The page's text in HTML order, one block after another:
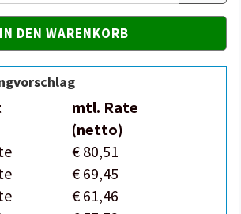
mtl. Rate
(netto)
€ 80,51
€ 69,45
€ 61,46